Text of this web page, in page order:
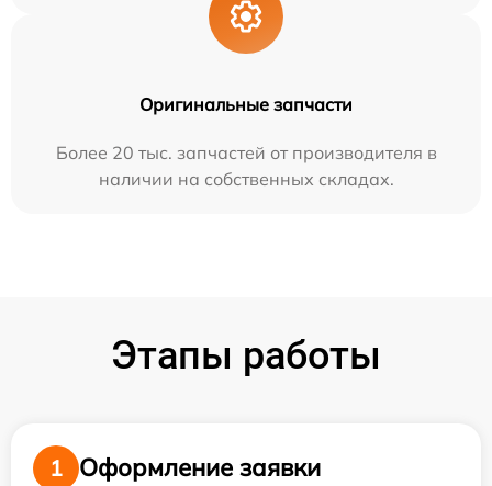
Оригинальные запчасти
Более 20 тыс. запчастей от производителя в
наличии на собственных складах.
Этапы работы
1
Оформление заявки